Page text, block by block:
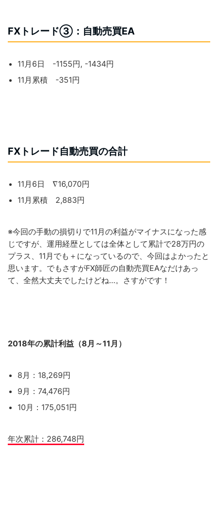
FXトレード③：自動売買EA
11月6日 -1155円, -1434円
11月累積 -351円
FXトレード自動売買の合計
11月6日 ∇16,070円
11月累積 2,883円
※今回の手動の損切りで11月の利益がマイナスになった感
じですが、運用経歴としては全体として累計で28万円の
プラス、11月でも＋になっているので、今回はよかったと
思います。でもさすがFX師匠の自動売買EAなだけあっ
て、全然大丈夫でしたけどね…。さすがです！
2018年の累計利益（8月～11月）
8月：18,269円
9月：74,476円
10月：175,051円
年次累計：286,748円